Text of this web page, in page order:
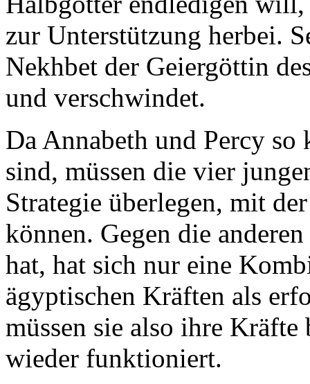
zur Unterstützung herbei.
Nekhbet der Geiergöttin
und verschwindet.
Da Annabeth und Percy so
sind, müssen die vier
Strategie überlegen, mit
können. Gegen die
hat, hat sich nur eine
ägyptischen Kräften als
müssen sie also ihre
wieder funktioniert.